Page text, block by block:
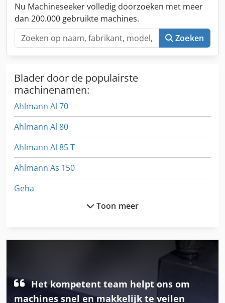
Nu Machineseeker volledig doorzoeken met meer
dan 200.000 gebruikte machines.
Zoeken
Blader door de populairste
machinenamen:
Ahlmann Al 70
Ahlmann Al 80
Ahlmann Al 85 T
Ahlmann As 150
Geha
Gehl 4625
Toon meer
Het kompetent team helpt ons om
machines snel en makkelijk te veilen